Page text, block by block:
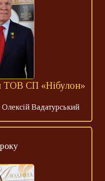
ТОВ СП «Нібулон»
Вадатурський